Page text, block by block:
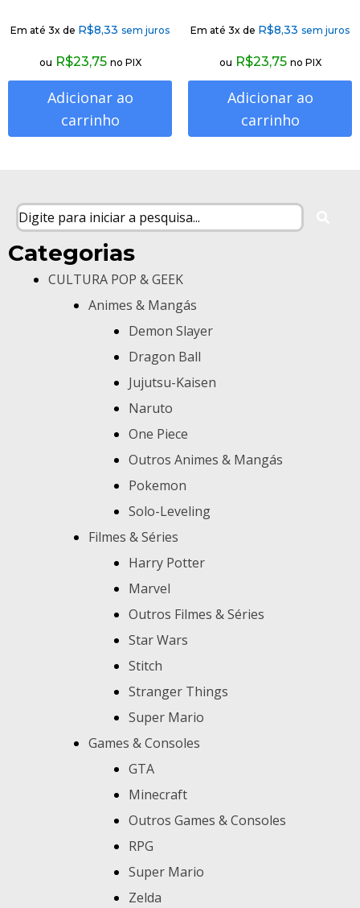
Em até 3x de R$8,33 sem juros
ou R$23,75 no PIX
Adicionar ao
carrinho
Em até 3x de R$8,33 sem juros
ou R$23,75 no PIX
Adicionar ao
carrinho
Categorias
CULTURA POP & GEEK
Animes & Mangás
Demon Slayer
Dragon Ball
Jujutsu-Kaisen
Naruto
One Piece
Outros Animes & Mangás
Pokemon
Solo-Leveling
Filmes & Séries
Harry Potter
Marvel
Outros Filmes & Séries
Star Wars
Stitch
Stranger Things
Super Mario
Games & Consoles
GTA
Minecraft
Outros Games & Consoles
RPG
Super Mario
Zelda